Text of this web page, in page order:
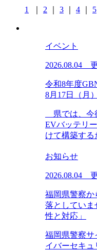
1 2 3 4 5
イベント
2026.08.04
令和8年度
8月17日（月
県では、今
EVバッテリ
けて構築する
お知らせ
2026.08.04
福岡県警察か
落としてい
性と対応」
福岡県警察サ
イバーセキュ